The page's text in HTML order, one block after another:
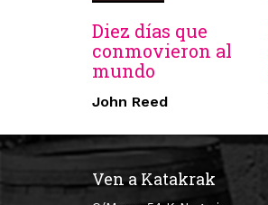
Diez días que
conmovieron al
mundo
John Reed
Ven a Katakrak